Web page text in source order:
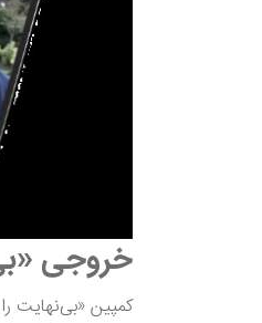
خروجی
کمپین «بی‌نهایت